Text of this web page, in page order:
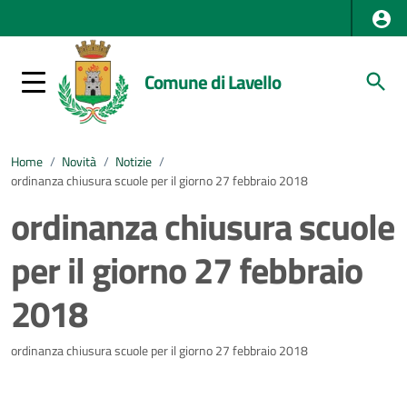
Comune di Lavello
Home / Novità / Notizie /
ordinanza chiusura scuole per il giorno 27 febbraio 2018
ordinanza chiusura scuole
per il giorno 27 febbraio
2018
Dettagli della notizia
ordinanza chiusura scuole per il giorno 27 febbraio 2018